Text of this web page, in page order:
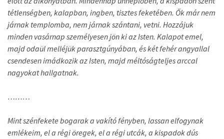
tétlenségben, kalapban, ingben, tisztes feketében. Ők már nem
járnak templomba, nem járnak szántani, vetni. Hozzájuk
minden vasárnap személyesen jön ki az Isten. Kalapot emel,
majd odaül melléjük parasztgúnyában, és két fehér angyallal
csendesen imádkozik az Isten, majd méltóságteljes arccal
nagyokat hallgatnak.
………
Mint szénfekete bogarak a vakító fényben, lassan elfogynak
emlékeim, el a régi öregek, el a régi utcák, a kispadok dús